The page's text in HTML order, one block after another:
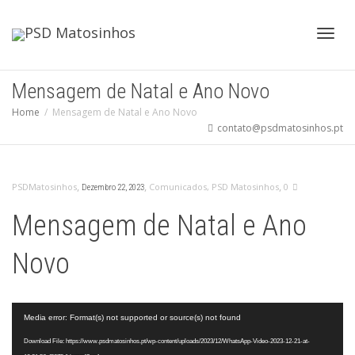
Mensagem de Natal e Ano Novo
Home
Mensagem de Natal e Ano Novo
contato@psdmatosinhos.pt
PSDMatosinhos, Dezembro 22, 2023, Comunicados, PSD Matosinhos, 0
Mensagem de Natal e Ano
Novo
Media error: Format(s) not supported or source(s) not found
Download File: https://www.psdmatosinhos.pt/wp-content/uploads/2023/12/WhatsApp-Video-2023-12-21-at-